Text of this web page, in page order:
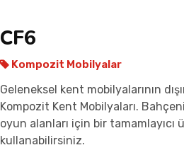
CF6
Kompozit Mobilyalar
Geleneksel kent mobilyalarının
Kompozit Kent Mobilyaları.
oyun alanları için bir tamamlayıcı
kullanabilirsiniz.